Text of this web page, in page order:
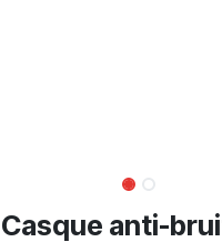
anti-